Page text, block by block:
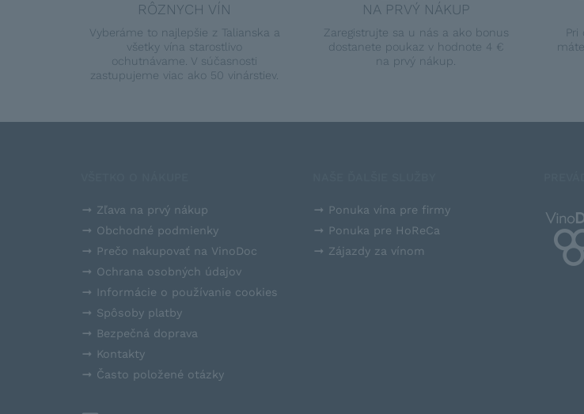
RÔZNYCH VÍN
Vyberáme to najlepšie z Talianska a
všetky vína starostlivo
ochutnávame. V súčasnosti
zastupujeme viac ako 50 vinárstiev.
NA PRVÝ NÁKUP
Zaregistrujte sa u nás a ako bonus
dostanete poukaz v hodnote 4 €
na prvý nákup.
Pri
Zľava na prvý nákup
Obchodné podmienky
Prečo nakupovať na VinoDoc
Ochrana osobných údajov
Informácie o používanie cookies
Spôsoby platby
Bezpečná doprava
Kontakty
Často položené otázky
Ponuka vína pre firmy
Ponuka pre HoReCa
Zájazdy za vínom